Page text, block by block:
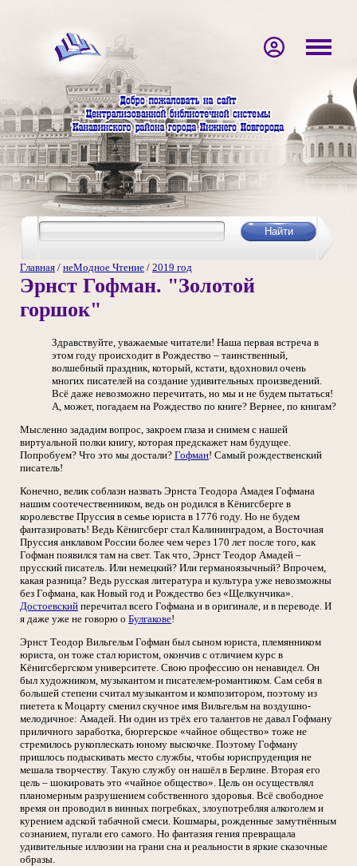
Главная / неМодное Чтение / 2019 год
Эрнст Гофман. "Золотой
горшок"
Здравствуйте, уважаемые читатели! Наша первая встреча в
этом году происходит в Рождество – таинственный,
волшебный праздник, который, кстати, вдохновил очень
многих писателей на создание удивительных произведений.
Всё даже невозможно перечитать, но мы и не будем пытаться!
А, может, погадаем на Рождество по книге? Вернее, по книгам?
Мысленно зададим вопрос, закроем глаза и снимем с нашей
виртуальной полки книгу, которая предскажет нам будущее.
Попробуем? Что это мы достали? Гофман! Самый рождественский
писатель!
Конечно, велик соблазн назвать Эрнста Теодора Амадея Гофмана
нашим соотечественником, ведь он родился в Кёнигсберге в
королевстве Пруссия в семье юриста в 1776 году. Но не будем
фантазировать! Ведь Кёнигсберг стал Калининградом, а Восточная
Пруссия анклавом России более чем через 170 лет после того, как
Гофман появился там на свет. Так что, Эрнст Теодор Амадей –
прусский писатель. Или немецкий? Или германоязычный? Впрочем,
какая разница? Ведь русская литература и культура уже невозможны
без Гофмана, как Новый год и Рождество без «Щелкунчика».
Достоевский перечитал всего Гофмана и в оригинале, и в переводе. И
я даже уже не говорю о Булгакове!
Эрнст Теодор Вильгельм Гофман был сыном юриста, племянником
юриста, он тоже стал юристом, окончив с отличием курс в
Кёнигсбергском университете. Свою профессию он ненавидел. Он
был художником, музыкантом и писателем-романтиком. Сам себя в
большей степени считал музыкантом и композитором, поэтому из
пиетета к Моцарту сменил скучное имя Вильгельм на воздушно-
мелодичное: Амадей. Ни один из трёх его талантов не давал Гофману
приличного заработка, бюргерское «чайное общество» тоже не
стремилось рукоплескать юному выскочке. Поэтому Гофману
пришлось подыскивать место службы, чтобы юриспруденция не
мешала творчеству. Такую службу он нашёл в Берлине. Вторая его
цель – шокировать это «чайное общество». Цель он осуществлял
планомерным разрушением собственного здоровья. Всё свободное
время он проводил в винных погребках, злоупотребляя алкоголем и
курением адской табачной смеси. Кошмары, рожденные замутнённым
сознанием, пугали его самого. Но фантазия гения превращала
удивительные иллюзии на грани сна и реальности в яркие сказочные
образы.